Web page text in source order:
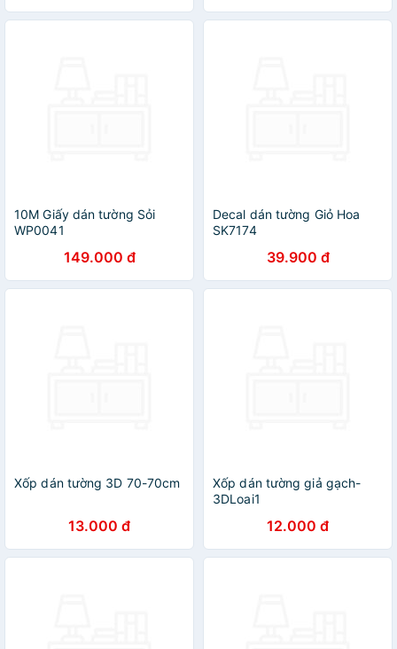
10M Giấy dán tường Sỏi
WP0041
149.000 đ
Decal dán tường Giỏ Hoa
SK7174
39.900 đ
Xốp dán tường 3D 70-70cm
13.000 đ
Xốp dán tường giả gạch-
3DLoai1
12.000 đ